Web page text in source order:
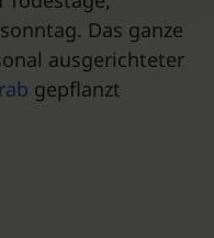
Das ganze
ausgerichteter
gepflanzt